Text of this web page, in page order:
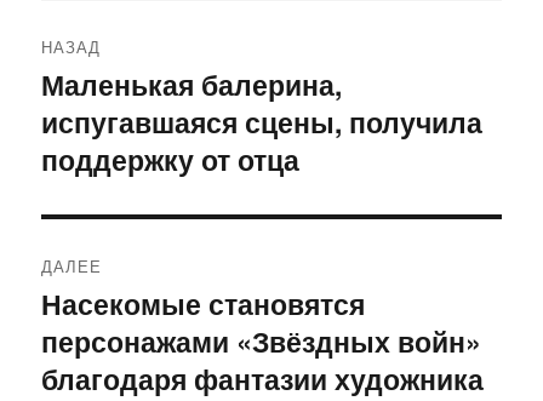
по
записям
НАЗАД
Предыдущая
запись:
Маленькая балерина,
испугавшаяся сцены, получила
поддержку от отца
ДАЛЕЕ
Следующая
запись:
Насекомые становятся
персонажами «Звёздных войн»
благодаря фантазии художника